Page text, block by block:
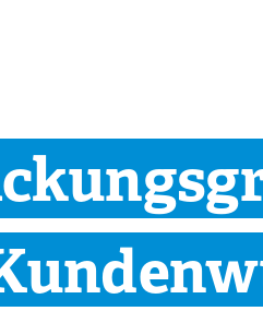
ohne